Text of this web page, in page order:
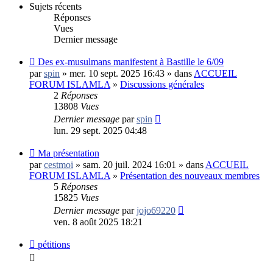
Sujets récents
Réponses
Vues
Dernier message
Des ex-musulmans manifestent à Bastille le 6/09
parspin » mer. 10 sept. 2025 16:43 » dans ACCUEIL
FORUM ISLAMLA » Discussions générales
2 Réponses
13808 Vues
Dernier message parspin
lun. 29 sept. 2025 04:48
Ma présentation
parcestmoi » sam. 20 juil. 2024 16:01 » dans ACCUEIL
FORUM ISLAMLA » Présentation des nouveaux membres
5 Réponses
15825 Vues
Dernier message parjojo69220
ven. 8 août 2025 18:21
pétitions